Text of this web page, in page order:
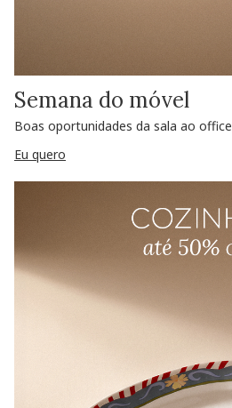
Semana do móvel
Boas oportunidades da sala ao office
Eu quero